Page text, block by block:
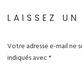
LAISSEZ UN
Votre adresse e-mail ne
indiqués avec*